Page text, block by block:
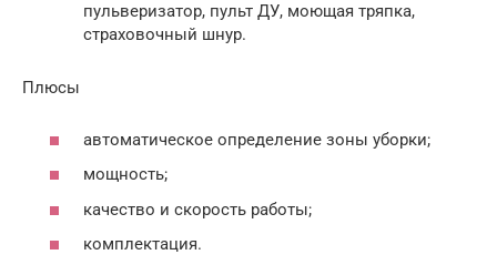
пульверизатор, пульт ДУ, моющая тряпка,
страховочный шнур.
Плюсы
автоматическое определение зоны уборки;
мощность;
качество и скорость работы;
комплектация.